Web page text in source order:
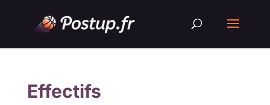
Effectifs